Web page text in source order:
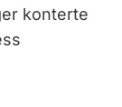
konterte